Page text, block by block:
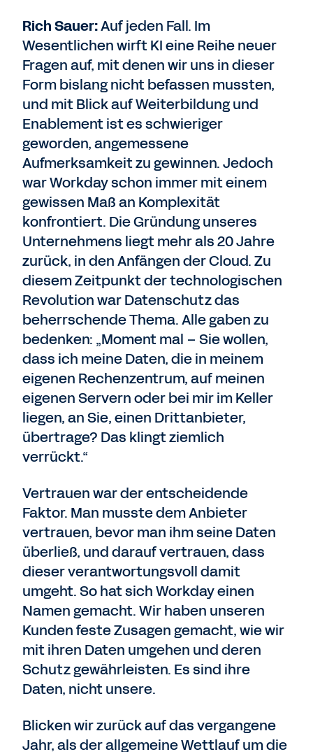
Rich Sauer:Auf jeden Fall. Im
Wesentlichen wirft KI eine Reihe neuer
Fragen auf, mit denen wir uns in dieser
Form bislang nicht befassen mussten,
und mit Blick auf Weiterbildung und
Enablement ist es schwieriger
geworden, angemessene
Aufmerksamkeit zu gewinnen. Jedoch
war Workday schon immer mit einem
gewissen Maß an Komplexität
konfrontiert. Die Gründung unseres
Unternehmens liegt mehr als 20 Jahre
zurück, in den Anfängen der Cloud. Zu
diesem Zeitpunkt der technologischen
Revolution war Datenschutz das
beherrschende Thema. Alle gaben zu
bedenken: „Moment mal – Sie wollen,
dass ich meine Daten, die in meinem
eigenen Rechenzentrum, auf meinen
eigenen Servern oder bei mir im Keller
liegen, an Sie, einen Drittanbieter,
übertrage? Das klingt ziemlich
verrückt.“
Vertrauen war der entscheidende
Faktor. Man musste dem Anbieter
vertrauen, bevor man ihm seine Daten
überließ, und darauf vertrauen, dass
dieser verantwortungsvoll damit
umgeht. So hat sich Workday einen
Namen gemacht. Wir haben unseren
Kunden feste Zusagen gemacht, wie wir
mit ihren Daten umgehen und deren
Schutz gewährleisten. Es sind ihre
Daten, nicht unsere.
Blicken wir zurück auf das vergangene
Jahr, als der allgemeine Wettlauf um die